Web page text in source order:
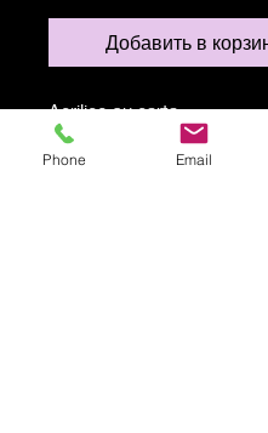
Добавить в
Acrilico su carta
Phone Email